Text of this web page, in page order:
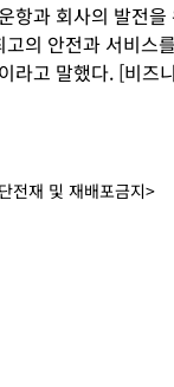
항과 회사의 발전
의 안전과 서비스
라고 말했다. [비즈
전재 및 재배포금지>